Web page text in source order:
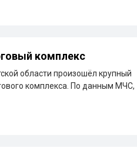
комплекс
области произошёл крупный
комплекса. По данным МЧС,